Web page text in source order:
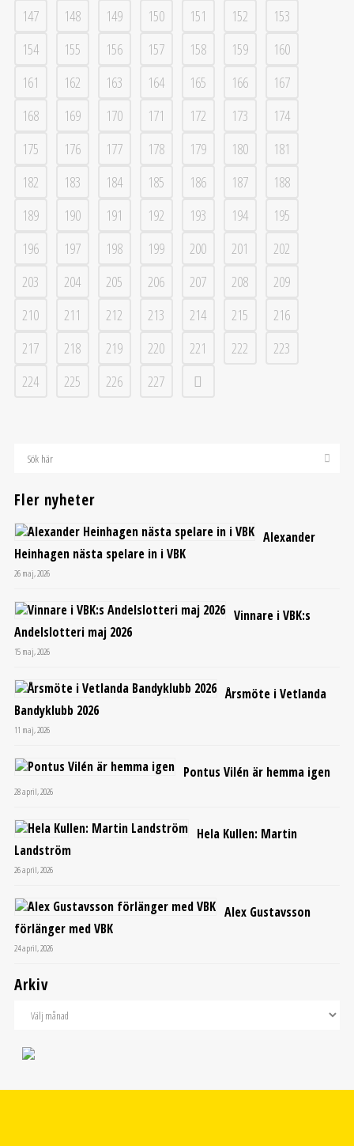
147
148 149 150 151 152
153
154
155 156 157 158 159
160
161
162 163 164 165 166
167
168
169 170 171 172 173
174
175
176 177 178 179 180
181
182
183 184 185 186 187
188
189
190 191 192 193 194
195
196
197 198 199 200 201
202
203
204 205 206 207 208
209
210
211 212 213 214 215
216
217
218 219 220 221 222
223
224
225 226 227
Fler nyheter
Alexander
Heinhagen nästa spelare in i VBK
26 maj, 2026
Vinnare i VBK:s
Andelslotteri maj 2026
15 maj, 2026
Årsmöte i Vetlanda
Bandyklubb 2026
11 maj, 2026
Pontus Vilén är hemma igen
28 april, 2026
Hela Kullen: Martin
Landström
26 april, 2026
Alex Gustavsson
förlänger med VBK
24 april, 2026
Arkiv